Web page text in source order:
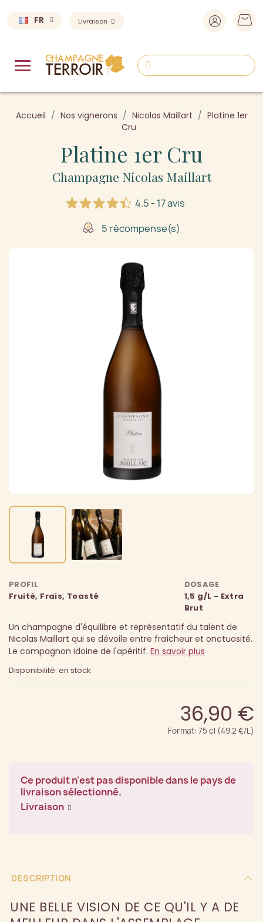
FR Livraison
Accueil Nos vignerons Nicolas Maillart
Platine 1er
Cru
Platine 1er Cru
Champagne Nicolas Maillart
4.5 - 17 avis
5 récompense(s)
PROFIL
Fruité, Frais, Toasté
DOSAGE
1,5 g/L - Extra
Brut
Un champagne d'équilibre et représentatif du talent de
Nicolas Maillart qui se dévoile entre fraîcheur et onctuosité.
Le compagnon idoine de l'apéritif. En savoir plus
Disponibilité: en stock
36,90 €
Format: 75 cl (49.2 €/L)
Ce produit n'est pas disponible dans le pays de
livraison sélectionné.
Livraison
DESCRIPTION
UNE BELLE VISION DE CE QU'IL Y A DE